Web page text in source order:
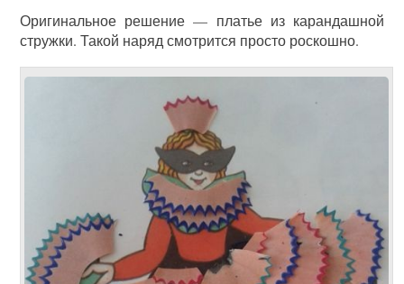
Оригинальное решение — платье из карандашной
стружки. Такой наряд смотрится просто роскошно.